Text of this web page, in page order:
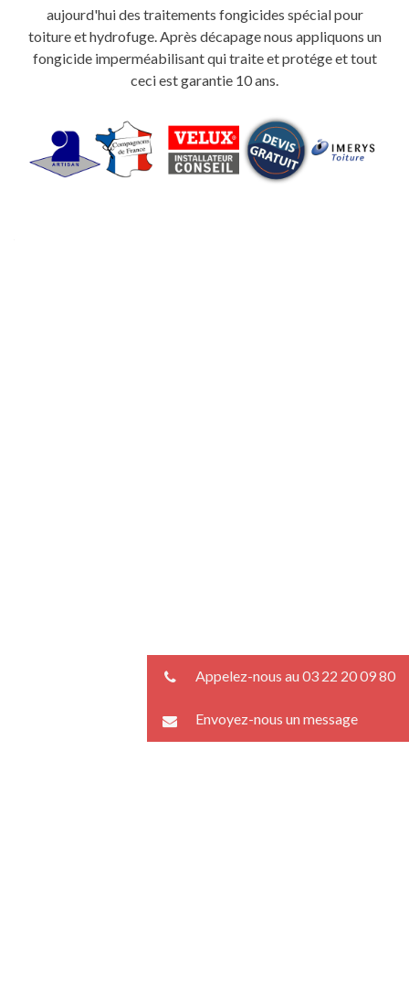
aujourd'hui des traitements fongicides spécial pour
toiture et hydrofuge. Après décapage nous appliquons un
fongicide imperméabilisant qui traite et protége et tout
ceci est garantie 10 ans.
Appelez-nous au 03 22 20 09 80
Envoyez-nous un message